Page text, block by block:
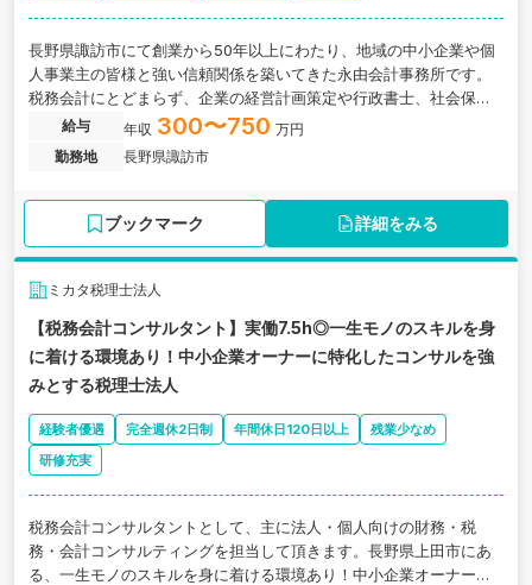
長野県諏訪市にて創業から50年以上にわたり、地域の中小企業や個
人事業主の皆様と強い信頼関係を築いてきた永由会計事務所です。
税務会計にとどまらず、企業の経営計画策定や行政書士、社会保険
労務士業などのサポートなど、一歩踏み込んだコンサルティングで
地元の「ものづくり（製造業）」や「建設業」の発展に貢献してき
ました。 今回は、さらなる組織の体制強化と既存職員の負担軽減の
大きな魅力は、通常期の残業が月10時間程度と、業界内でも非常に
働きやすい環境が整っている点です。所員20名弱の組織で、平均年
齢は39歳。風通しが良く、経験の浅い方へのサポート体制も万全で
す。 「これまでの経理・会計スキルを活かして、より深く中小企業
ランスを大切にしながら長く働きたい」という方からのご応募を心
よりお待ちしております！
給与 年収 300〜750 万円
勤務地
長野県諏訪市
ブックマーク 詳細をみる
ミカタ税理士法人
【税務会計コンサルタント】実働7.5h◎一生モノのスキルを身
に着ける環境あり！中小企業オーナーに特化したコンサルを強
みとする税理士法人
経験者優遇 完全週休2日制 年間休日120日以上
残業少なめ
研修充実
税務会計コンサルタントとして、主に法人・個人向けの財務・税
務・会計コンサルティングを担当して頂きます。長野県上田市にあ
る、一生モノのスキルを身に着ける環境あり！中小企業オーナーに